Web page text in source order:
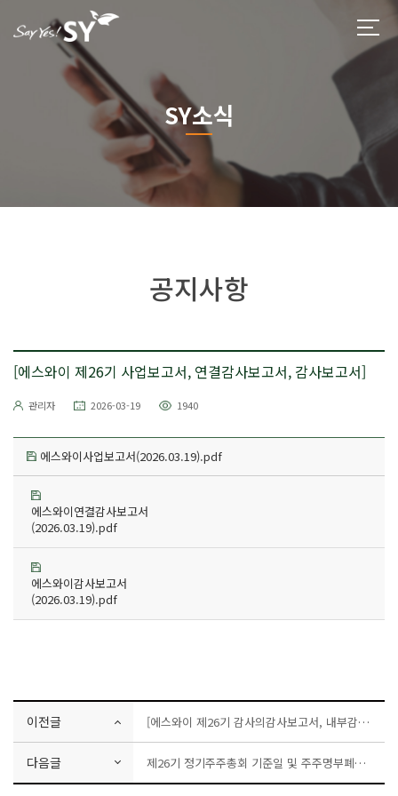
SY소식
공지사항
[에스와이 제26기 사업보고서, 연결감사보고서, 감사보고서]
관리자 2026-03-19 1940
에스와이사업보고서(2026.03.19).pdf
에스와이연결감사보고서
(2026.03.19).pdf
에스와이감사보고서
(2026.03.19).pdf
이전글 [에스와이 제26기 감사의감사보고서, 내부감시장치에대한감사의의견서, 내부회계관리제도운영보고서]
다음글 제26기 정기주주총회 기준일 및 주주명부폐쇄기간 공고